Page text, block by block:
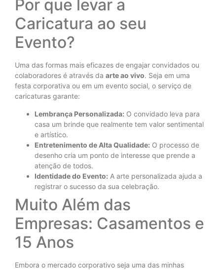
Por que levar a
Caricatura ao seu
Evento?
Uma das formas mais eficazes de engajar convidados ou
colaboradores é através da arte ao vivo. Seja em uma
festa corporativa ou em um evento social, o serviço de
caricaturas garante:
Lembrança Personalizada: O convidado leva para
casa um brinde que realmente tem valor sentimental
e artístico.
Entretenimento de Alta Qualidade: O processo de
desenho cria um ponto de interesse que prende a
atenção de todos.
Identidade do Evento: A arte personalizada ajuda a
registrar o sucesso da sua celebração.
Muito Além das
Empresas: Casamentos e
15 Anos
Embora o mercado corporativo seja uma das minhas